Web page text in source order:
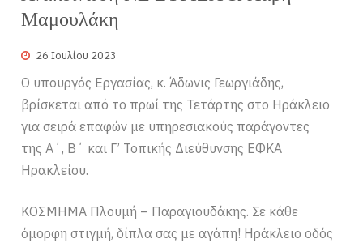
Μαμουλάκη
26 Ιουλίου 2023
Ο υπουργός Εργασίας, κ. Άδωνις Γεωργιάδης,
βρίσκεται από το πρωί της Τετάρτης στο Ηράκλειο
για σειρά επαφών με υπηρεσιακούς παράγοντες
της Α΄, Β΄ και Γ’ Τοπικής Διεύθυνσης ΕΦΚΑ
Ηρακλείου.
ΚΟΣΜΗΜΑ Πλουμή – Παραγιουδάκης. Σε κάθε
όμορφη στιγμή, δίπλα σας με αγάπη! Ηράκλειο οδός